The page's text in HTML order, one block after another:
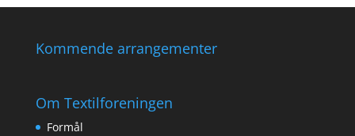
Kommende arrangementer
Om Textilforeningen
Formål